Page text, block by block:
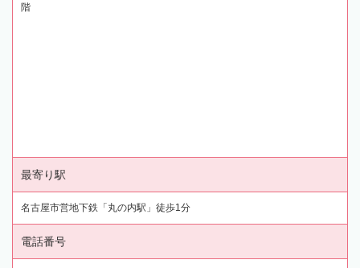
階
最寄り駅
名古屋市営地下鉄「丸の内駅」徒歩1分
電話番号